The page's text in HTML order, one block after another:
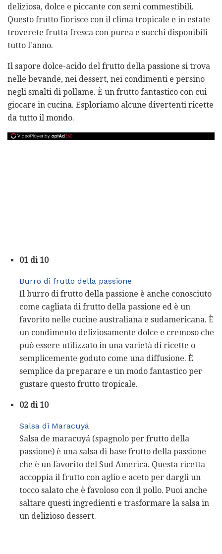
deliziosa, dolce e piccante con semi commestibili.
Questo frutto fiorisce con il clima tropicale e in estate
troverete frutta fresca con purea e succhi disponibili
tutto l'anno.
Il sapore dolce-acido del frutto della passione si trova
nelle bevande, nei dessert, nei condimenti e persino
negli smalti di pollame. È un frutto fantastico con cui
giocare in cucina. Esploriamo alcune divertenti ricette
da tutto il mondo.
01 di 10
Burro di frutto della passione
Il burro di frutto della passione è anche conosciuto
come cagliata di frutto della passione ed è un
favorito nelle cucine australiana e sudamericana. È
un condimento deliziosamente dolce e cremoso che
può essere utilizzato in una varietà di ricette o
semplicemente goduto come una diffusione. È
semplice da preparare e un modo fantastico per
gustare questo frutto tropicale.
02 di 10
Salsa di Maracuyá
Salsa de maracuyá (spagnolo per frutto della
passione) è una salsa di base frutto della passione
che è un favorito del Sud America. Questa ricetta
accoppia il frutto con aglio e aceto per dargli un
tocco salato che è favoloso con il pollo. Puoi anche
saltare questi ingredienti e trasformare la salsa in
un delizioso dessert.